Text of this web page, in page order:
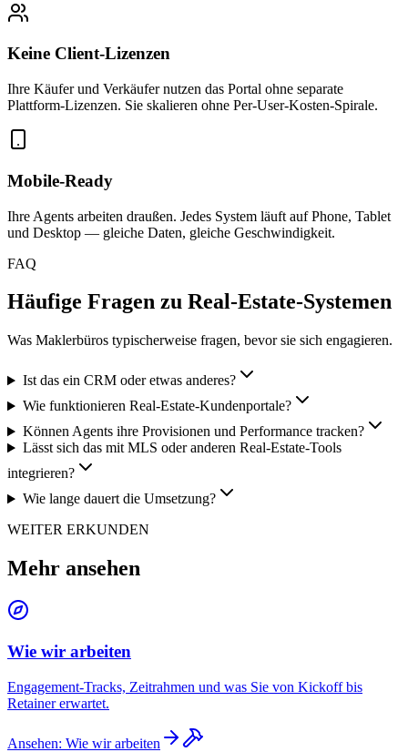
Keine Client-Lizenzen
Ihre Käufer und Verkäufer nutzen das Portal ohne separate
Plattform-Lizenzen. Sie skalieren ohne Per-User-Kosten-Spirale.
Mobile-Ready
Ihre Agents arbeiten draußen. Jedes System läuft auf Phone, Tablet
und Desktop — gleiche Daten, gleiche Geschwindigkeit.
FAQ
Häufige Fragen zu Real-Estate-Systemen
Was Maklerbüros typischerweise fragen, bevor sie sich engagieren.
Ist das ein CRM oder etwas anderes?
Wie funktionieren Real-Estate-Kundenportale?
Können Agents ihre Provisionen und Performance tracken?
Lässt sich das mit MLS oder anderen Real-Estate-Tools
integrieren?
Wie lange dauert die Umsetzung?
WEITER ERKUNDEN
Mehr ansehen
Wie wir arbeiten
Engagement-Tracks, Zeitrahmen und was Sie von Kickoff bis
Retainer erwartet.
Ansehen: Wie wir arbeiten